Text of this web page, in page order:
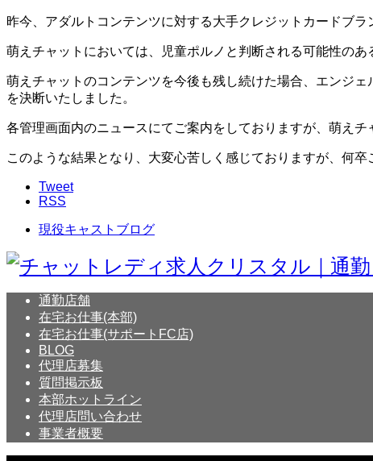
昨今、アダルトコンテンツに対する大手クレジットカードブラ
萌えチャットにおいては、児童ポルノと判断される可能性の
萌えチャットのコンテンツを今後も残し続けた場合、エンジ
を決断いたしました。
各管理画面内のニュースにてご案内をしておりますが、萌え
このような結果となり、大変心苦しく感じておりますが、何卒
Tweet
RSS
現役キャストブログ
通勤店舗
在宅お仕事(本部)
在宅お仕事(サポートFC店)
BLOG
代理店募集
質問掲示板
本部ホットライン
代理店問い合わせ
事業者概要